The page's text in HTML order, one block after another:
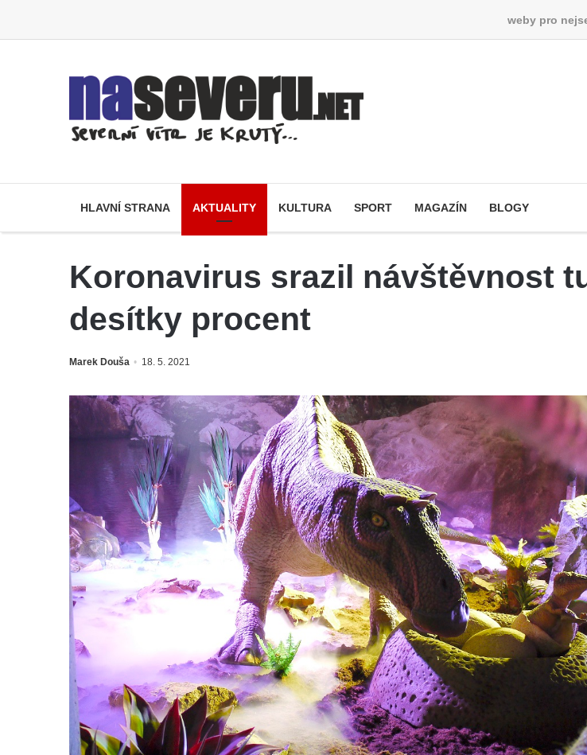
weby pro
HLAVNÍ STRANA AKTUALITY KULTURA SPORT MAGAZÍN BLOGY
Koronavirus srazil návštěvnost
desítky procent
Marek Douša 18. 5. 2021